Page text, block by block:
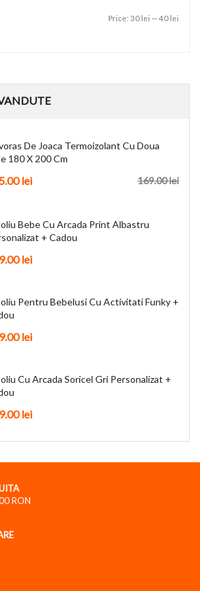
Price: 30 lei —40 lei
De Joaca Termoizolant Cu Doua
180 X 200 Cm
169.00lei
lei
Bebe Cu Arcada Print Albastru
+ Cadou
lei
Pentru Bebelusi Cu Activitati Funky +
lei
Cu Arcada Soricel Gri Personalizat +
lei
RON